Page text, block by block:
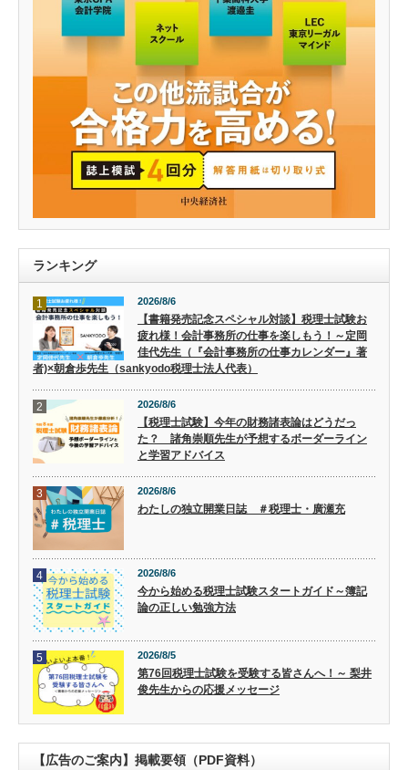
ランキング
1 2026/8/6
【書籍発売記念スペシャル対談】税理士試験お
疲れ様！会計事務所の仕事を楽しもう！～定岡
佳代先生（『会計事務所の仕事カレンダー』著
者)×朝倉歩先生（sankyodo税理士法人代表）
2 2026/8/6
【税理士試験】今年の財務諸表論はどうだっ
た？ 諸角崇順先生が予想するボーダーライン
と学習アドバイス
3 2026/8/6
わたしの独立開業日誌 ＃税理士・廣瀬充
4 2026/8/6
今から始める税理士試験スタートガイド～簿記
論の正しい勉強方法
5 2026/8/5
第76回税理士試験を受験する皆さんへ！～ 梨井
俊先生からの応援メッセージ
【広告のご案内】掲載要領（PDF資料）